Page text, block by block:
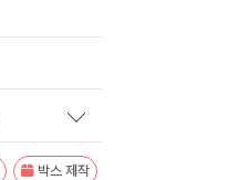
박스 제작